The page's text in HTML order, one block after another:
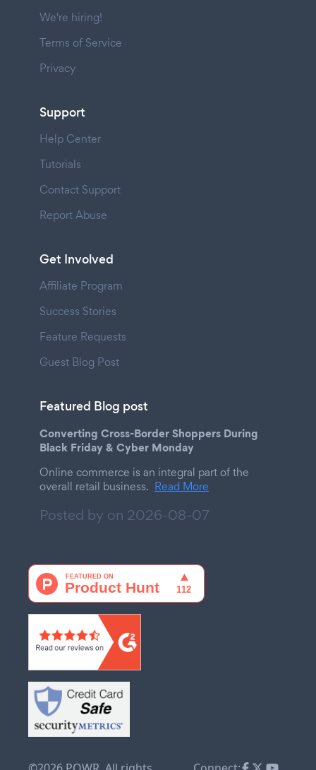
We're hiring!
Terms of Service
Privacy
Support
Help Center
Tutorials
Contact Support
Report Abuse
Get Involved
Affiliate Program
Success Stories
Feature Requests
Guest Blog Post
Featured Blog post
Converting Cross-Border Shoppers During
Black Friday & Cyber Monday
Online commerce is an integral part of the
overall retail business. Read More
Posted by on 2026-08-07